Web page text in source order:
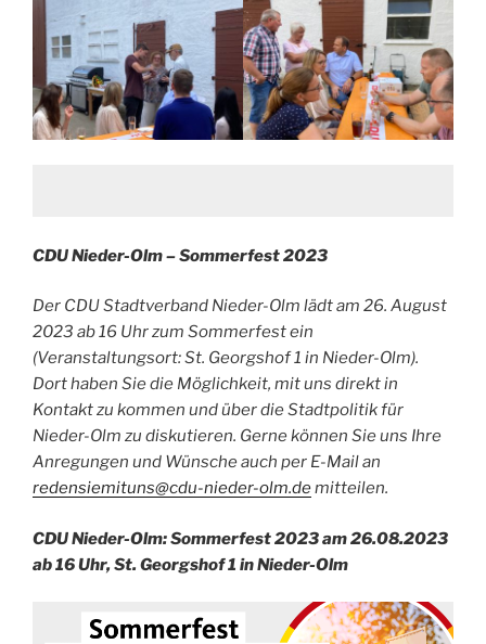
CDU Nieder-Olm – Sommerfest 2023
Der CDU Stadtverband Nieder-Olm lädt am 26. August
2023 ab 16 Uhr zum Sommerfest ein
(Veranstaltungsort: St. Georgshof 1 in Nieder-Olm).
Dort haben Sie die Möglichkeit, mit uns direkt in
Kontakt zu kommen und über die Stadtpolitik für
Nieder-Olm zu diskutieren. Gerne können Sie uns Ihre
Anregungen und Wünsche auch per E-Mail an
redensiemituns@cdu-nieder-olm.demitteilen.
CDU Nieder-Olm: Sommerfest 2023 am 26.08.2023
ab 16 Uhr, St. Georgshof 1 in Nieder-Olm